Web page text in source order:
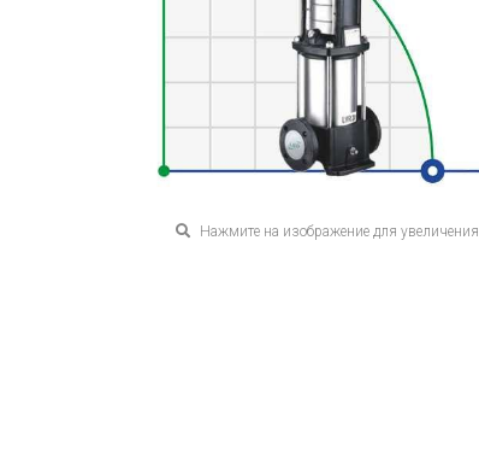
Нажмите на изображение для увеличения